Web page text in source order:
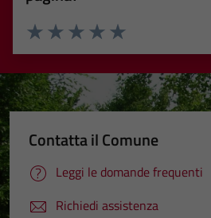
Valuta 5 stelle su 5
Valuta 4 stelle su 5
Valuta 3 stelle su 5
Valuta 2 stelle su 5
Valuta 1 stelle su 5
Contatta il Comune
Leggi le domande frequenti
Richiedi assistenza